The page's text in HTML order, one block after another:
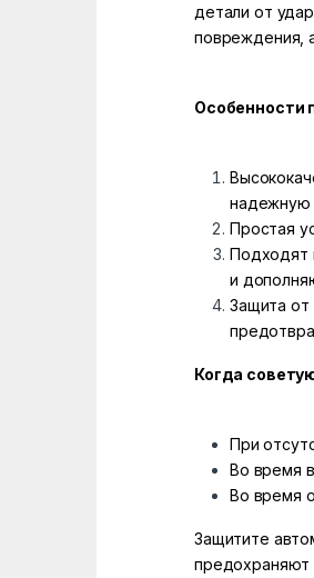
детали от
повреждения,
Особенности
надежную
Простая
Подходят
и
Защита от
Когда
При
Во время
Во время
Защитите
предохраняют